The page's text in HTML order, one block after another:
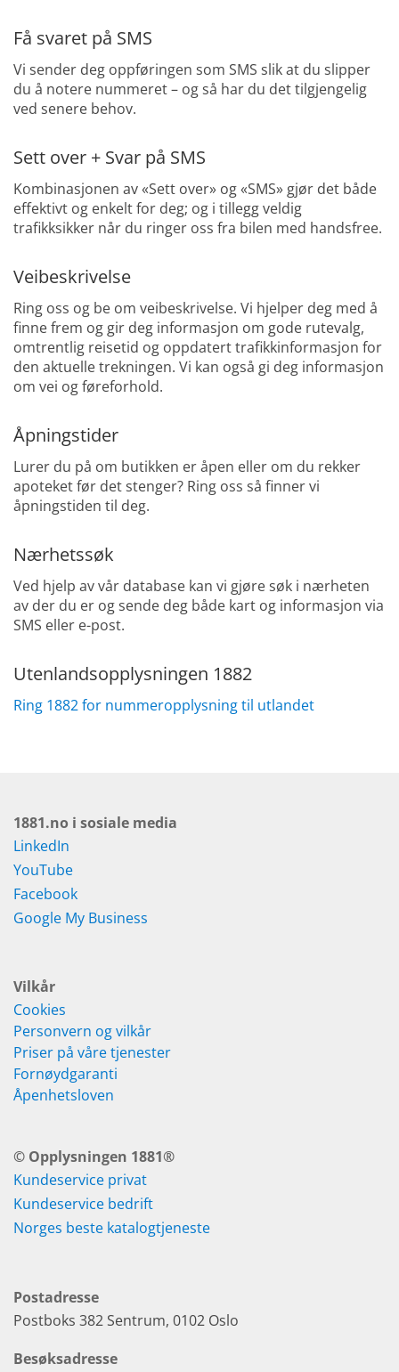
Få svaret på SMS
Vi sender deg oppføringen som SMS slik at du slipper
du å notere nummeret – og så har du det tilgjengelig
ved senere behov.
Sett over + Svar på SMS
Kombinasjonen av «Sett over» og «SMS» gjør det både
effektivt og enkelt for deg; og i tillegg veldig
trafikksikker når du ringer oss fra bilen med handsfree.
Veibeskrivelse
Ring oss og be om veibeskrivelse. Vi hjelper deg med å
finne frem og gir deg informasjon om gode rutevalg,
omtrentlig reisetid og oppdatert trafikkinformasjon for
den aktuelle trekningen. Vi kan også gi deg informasjon
om vei og føreforhold.
Åpningstider
Lurer du på om butikken er åpen eller om du rekker
apoteket før det stenger? Ring oss så finner vi
åpningstiden til deg.
Nærhetssøk
Ved hjelp av vår database kan vi gjøre søk i nærheten
av der du er og sende deg både kart og informasjon via
SMS eller e-post.
Utenlandsopplysningen 1882
Ring 1882 for nummeropplysning til utlandet
1881.no i sosiale media
LinkedIn
YouTube
Facebook
Google My Business
Vilkår
Cookies
Personvern og vilkår
Priser på våre tjenester
Fornøydgaranti
Åpenhetsloven
© Opplysningen 1881®
Kundeservice privat
Kundeservice bedrift
Norges beste katalogtjeneste
Postadresse
Postboks 382 Sentrum, 0102 Oslo
Besøksadresse